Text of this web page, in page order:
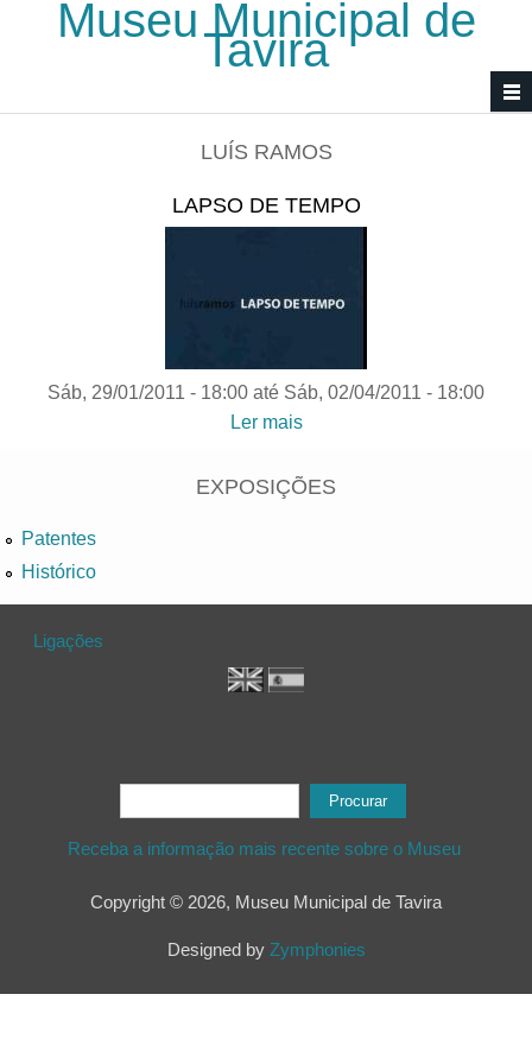
Passar para o conteúdo principal
Museu Municipal de
Tavira
LUÍS RAMOS
LAPSO DE TEMPO
Sáb, 29/01/2011 - 18:00 até Sáb, 02/04/2011 - 18:00
Ler maisacerca de Lapso de tempo
EXPOSIÇÕES
Patentes
Histórico
Ligações
Formulário de procura
Receba a informação mais recente sobre o Museu
Copyright © 2026, Museu Municipal de Tavira
Designed by Zymphonies